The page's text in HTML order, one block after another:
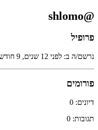
@shlomo
פרופיל
נרשם/ה ב: לפני 12 שנים, 9 חודשים
פורומים
דיונים: 0
תגובות: 0